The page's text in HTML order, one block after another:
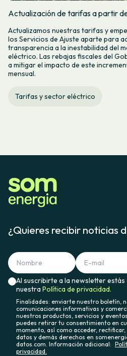
Actualización de tarifas a partir
Actualizamos nuestras tarifas y
los Servicios de Ajuste aparte para
transparencia a la inestabilidad del
eléctrico. Las rebajas fiscales del
a mitigar el impacto de este
mensual.
Tarifas y sector eléctrico
¿Quieres recibir noticias
Al suscribirte a la newsletter
nuestraPolítica de privacidad.
Finalidades: enviarte nuestro boletín,
comunicaciones informativas y
nuestros productos, servicios y
puedes retirar tu consentimiento en
momento, así como acceder,
datos y demás derechos en
datos.com. Información adicional:
privacidad.